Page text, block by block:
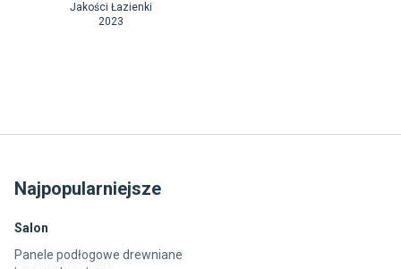
Jakości Łazienki
2023
Najpopularniejsze
Salon
Panele podłogowe drewniane